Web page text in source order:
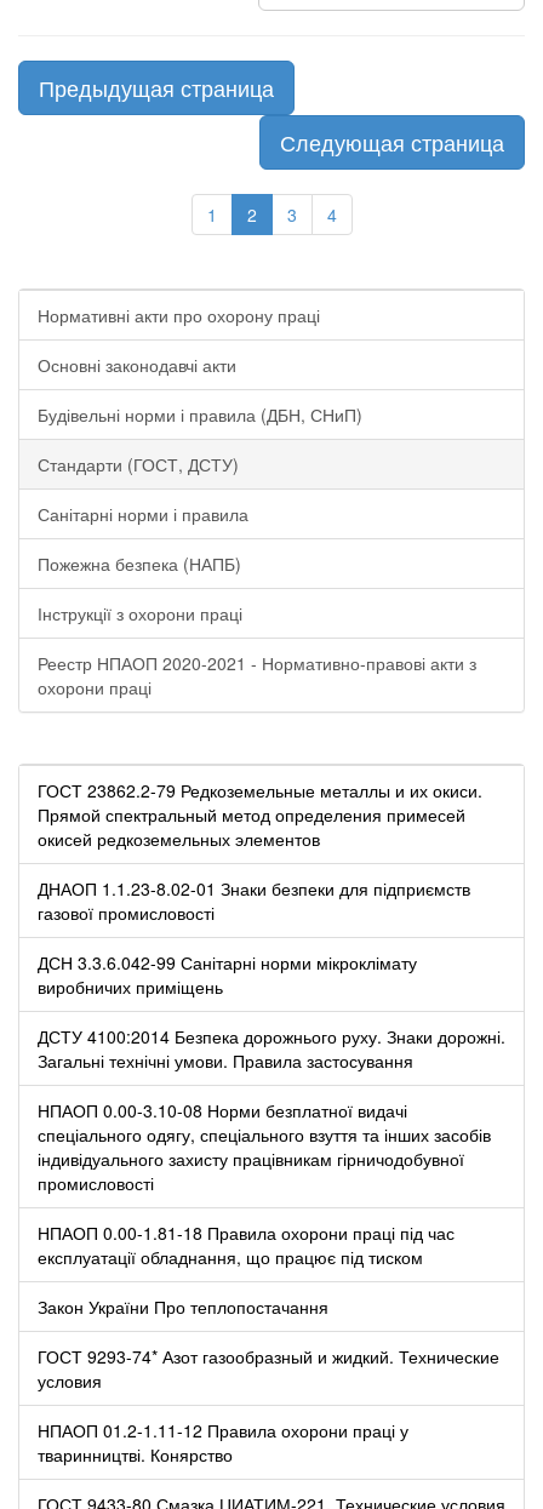
Предыдущая страница
Следующая страница
1 2 3 4
Нормативні акти про охорону праці
Основні законодавчі акти
Будівельні норми і правила (ДБН, СНиП)
Стандарти (ГОСТ, ДСТУ)
Санітарні норми і правила
Пожежна безпека (НАПБ)
Інструкції з охорони праці
Реестр НПАОП 2020-2021 - Нормативно-правові акти з
охорони праці
ГОСТ 23862.2-79 Редкоземельные металлы и их окиси.
Прямой спектральный метод определения примесей
окисей редкоземельных элементов
ДНАОП 1.1.23-8.02-01 Знаки безпеки для підприємств
газової промисловості
ДСН 3.3.6.042-99 Санітарні норми мікроклімату
виробничих приміщень
ДСТУ 4100:2014 Безпека дорожнього руху. Знаки дорожні.
Загальні технічні умови. Правила застосування
НПАОП 0.00-3.10-08 Норми безплатної видачі
спеціального одягу, спеціального взуття та інших засобів
індивідуального захисту працівникам гірничодобувної
промисловості
НПАОП 0.00-1.81-18 Правила охорони праці під час
експлуатації обладнання, що працює під тиском
Закон України Про теплопостачання
ГОСТ 9293-74* Азот газообразный и жидкий. Технические
условия
НПАОП 01.2-1.11-12 Правила охорони праці у
тваринництві. Конярство
ГОСТ 9433-80 Смазка ЦИАТИМ-221. Технические условия